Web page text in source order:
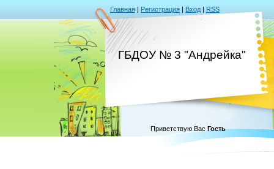
Главная | Регистрация | Вход | RSS
ГБДОУ № 3 "Андрейка"
Приветствую Вас Гость